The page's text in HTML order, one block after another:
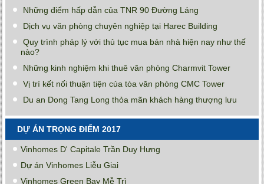
Những điểm hấp dẫn của TNR 90 Đường Láng
Dịch vụ văn phòng chuyên nghiệp tại Harec Building
Quy trình pháp lý với thủ tục mua bán nhà hiện nay như thế
nào?
Những kinh nghiệm khi thuê văn phòng Charmvit Tower
Vị trí kết nối thuận tiện của tòa văn phòng CMC Tower
Du an Dong Tang Long thỏa mãn khách hàng thượng lưu
DỰ ÁN TRỌNG ĐIỂM 2017
Vinhomes D' Capitale Trần Duy Hưng
Dự án Vinhomes Liễu Giai
Vinhomes Green Bay Mễ Trì